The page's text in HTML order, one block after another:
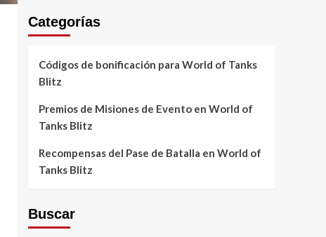
Categorías
Códigos de bonificación para World of Tanks
Blitz
Premios de Misiones de Evento en World of
Tanks Blitz
Recompensas del Pase de Batalla en World of
Tanks Blitz
Buscar